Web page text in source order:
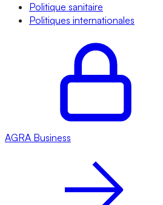
Politique sanitaire
Politiques internationales
AGRA Business